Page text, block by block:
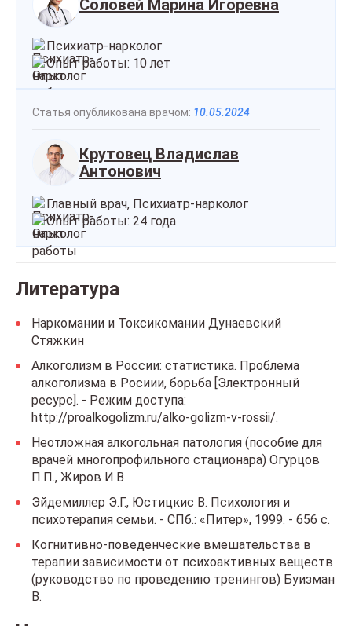
Соловей Марина Игоревна
Психиатр-нарколог
Опыт работы: 10 лет
Статья опубликована врачом: 10.05.2024
Крутовец Владислав
Антонович
Главный врач, Психиатр-нарколог
Опыт работы: 24 года
Литература
Наркомании и Токсикомании Дунаевский
Стяжкин
Алкоголизм в России: статистика. Проблема
алкоголизма в Росиии, борьба [Электронный
ресурс]. - Режим доступа:
http://proalkogolizm.ru/alko-golizm-v-rossii/.
Неотложная алкогольная патология (пособие для
врачей многопрофильного стационара) Огурцов
П.П., Жиров И.В
Эйдемиллер Э.Г., Юстицкис В. Психология и
психотерапия семьи. - СПб.: «Питер», 1999. - 656 с.
Когнитивно-поведенческие вмешательства в
терапии зависимости от психоактивных веществ
(руководство по проведению тренингов) Буизман
В.